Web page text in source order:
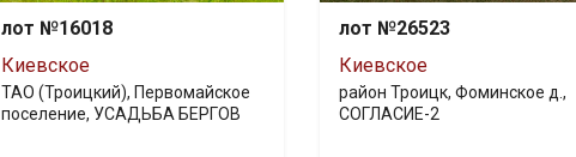
лот №16018
Киевское
ТАО (Троицкий), Первомайское
поселение, УСАДЬБА БЕРГОВ
лот №26523
Киевское
район Троицк, Фоминское д.,
СОГЛАСИЕ-2